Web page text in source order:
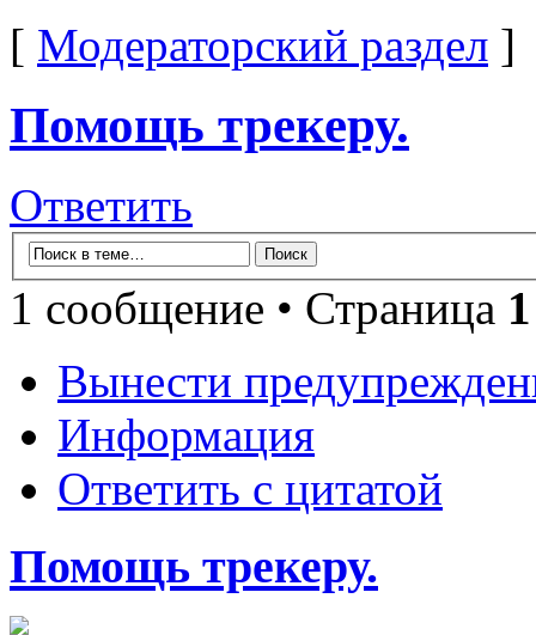
[ Модераторский раздел ]
Помощь трекеру.
Ответить
1 сообщение • Страница 1
Вынести
Информация
Ответить с цитатой
Помощь трекеру.